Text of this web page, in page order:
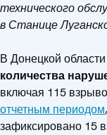
технического
в Станице
В Донецкой
количества
включая 115
отчетным периодом
зафиксировано 15